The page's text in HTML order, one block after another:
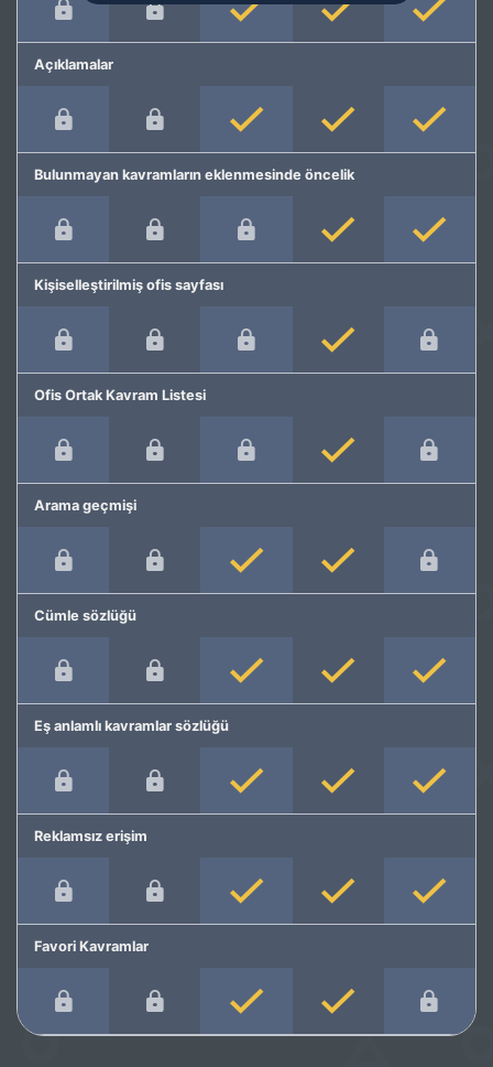
Açıklamalar
Bulunmayan kavramların eklenmesinde öncelik
Kişiselleştirilmiş ofis sayfası
Ofis Ortak Kavram Listesi
Arama geçmişi
Cümle sözlüğü
Eş anlamlı kavramlar sözlüğü
Reklamsız erişim
Favori Kavramlar